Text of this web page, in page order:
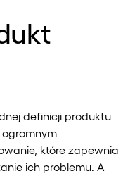
definicji produktu
które zapewnia
ich problemu. A